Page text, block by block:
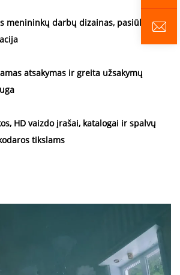
menininkų darbų dizainas, pasiūlymai ir
atsakymas ir greita užsakymų
HD vaizdo įrašai, katalogai ir spalvų
tikslams